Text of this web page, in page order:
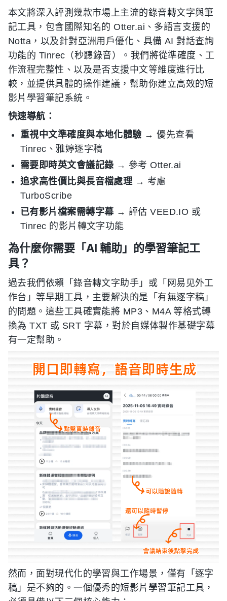
本文將深入評測幾款市場上主流的錄音轉文字與筆
記工具，包含國際知名的 Otter.ai、多語言支援的
Notta，以及針對亞洲用戶優化、具備 AI 對話查詢
功能的 Tinrec（秒聽錄音）。我們將從準確度、工
作流程完整性、以及是否支援中文等維度進行比
較，並提供具體的操作建議，幫助你建立高效的短
影片學習筆記系統。
快速導航：
重視中文準確度與本地化體驗 → 優先查看
Tinrec、雅婷逐字稿
需要即時英文會議記錄 → 參考 Otter.ai
追求高性價比與長音檔處理→ 考慮
TurboScribe
已有影片檔案需轉字幕→ 評估 VEED.IO 或
Tinrec 的影片轉文字功能
為什麼你需要「AI 輔助」的學習筆記工
具？
過去我們依賴「錄音轉文字助手」或「网易见外工
作台」等早期工具，主要解決的是「有無逐字稿」
的問題。這些工具確實能將 MP3、M4A 等格式轉
換為 TXT 或 SRT 字幕，對於自媒体製作基礎字幕
有一定幫助。
然而，面對現代化的學習與工作場景，僅有「逐字
稿」是不夠的。一個優秀的短影片學習筆記工具，